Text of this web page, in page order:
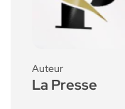
Auteur
La Presse